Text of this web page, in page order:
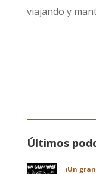
viajando y
Últimos
¡Un